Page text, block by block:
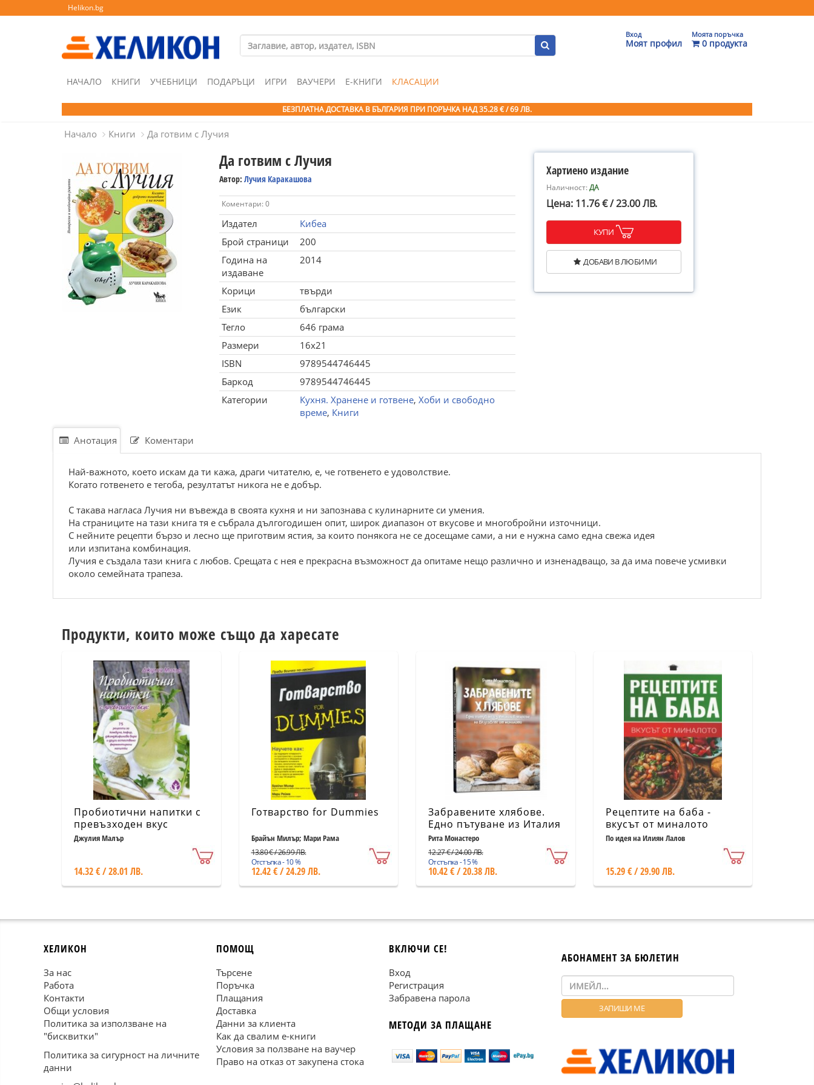
Helikon.bg
Вход
Моят профил
Моята поръчка
0 продукта
НАЧАЛО КНИГИ УЧЕБНИЦИ ПОДАРЪЦИ ИГРИ ВАУЧЕРИ Е-КНИГИ КЛАСАЦИИ
БЕЗПЛАТНА ДОСТАВКА В БЪЛГАРИЯ ПРИ ПОРЪЧКА НАД 35.28 € / 69 ЛВ.
Начало Книги Да готвим с Лучия
Да готвим с Лучия
Автор: Лучия Каракашова
Коментари: 0
Издател
Кибеа
Брой страници
200
Година на
издаване
2014
Корици
твърди
Език
български
Тегло
646 грама
Размери
16x21
ISBN
9789544746445
Баркод
9789544746445
Категории
Кухня. Хранене и готвене, Хоби и свободно
време, Книги
Хартиено издание
Наличност:ДА
Цена: 11.76 € / 23.00 ЛВ.
КУПИ
ДОБАВИ В ЛЮБИМИ
Анотация Коментари
Най-важното, което искам да ти кажа, драги читателю, е, че готвенето е удоволствие.
Когато готвенето е тегоба, резултатът никога не е добър.
С такава нагласа Лучия ни въвежда в своята кухня и ни запознава с кулинарните си умения.
На страниците на тази книга тя е събрала дългогодишен опит, широк диапазон от вкусове и многобройни източници.
С нейните рецепти бързо и лесно ще приготвим ястия, за които понякога не се досещаме сами, а ни е нужна само една свежа идея
или изпитана комбинация.
Лучия е създала тази книга с любов. Срещата с нея е прекрасна възможност да опитаме нещо различно и изненадващо, за да има повече усмивки
около семейната трапеза.
Продукти, които може също да харесате
Пробиотични напитки с
превъзходен вкус
Джулия Малър
14.32 € / 28.01 ЛВ.
Готварство for Dummies
Брайън Милър; Мари Рама
13.80 € / 26.99 ЛВ.
Отстъпка - 10 %
12.42 € / 24.29 ЛВ.
Забравените хлябове.
Едно пътуване из Италия
в търсене на вкусовете
от миналото
Рита Монастеро
12.27 € / 24.00 ЛВ.
Отстъпка - 15 %
10.42 € / 20.38 ЛВ.
Рецептите на баба -
вкусът от миналото
По идея на Илиян Лалов
15.29 € / 29.90 ЛВ.
ХЕЛИКОН
За нас
Работа
Контакти
Общи условия
Политика за използване на
"бисквитки"
Политика за сигурност на личните
данни
ПОМОЩ
Търсене
Поръчка
Плащания
Доставка
Данни за клиента
Как да свалим е-книги
Условия за ползване на ваучер
Право на отказ от закупена стока
ВКЛЮЧИ СЕ!
Вход
Регистрация
Забравена парола
МЕТОДИ ЗА ПЛАЩАНЕ
АБОНАМЕНТ ЗА БЮЛЕТИН